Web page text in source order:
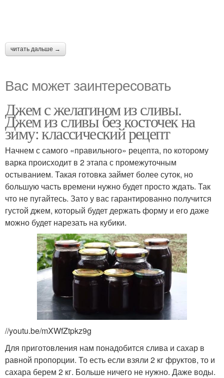
читать дальше →
Вас может заинтересовать
Джем с желатином из сливы.
Джем из сливы без косточек на
зиму: классический рецепт
Начнем с самого «правильного» рецепта, по которому
варка происходит в 2 этапа с промежуточным
остыванием. Такая готовка займет более суток, но
большую часть времени нужно будет просто ждать. Так
что не пугайтесь. Зато у вас гарантированно получится
густой джем, который будет держать форму и его даже
можно будет нарезать на кубики.
//youtu.be/mXWfZtpkz9g
Для приготовления нам понадобится слива и сахар в
равной пропорции. То есть если взяли 2 кг фруктов, то и
сахара берем 2 кг. Больше ничего не нужно. Даже воды.